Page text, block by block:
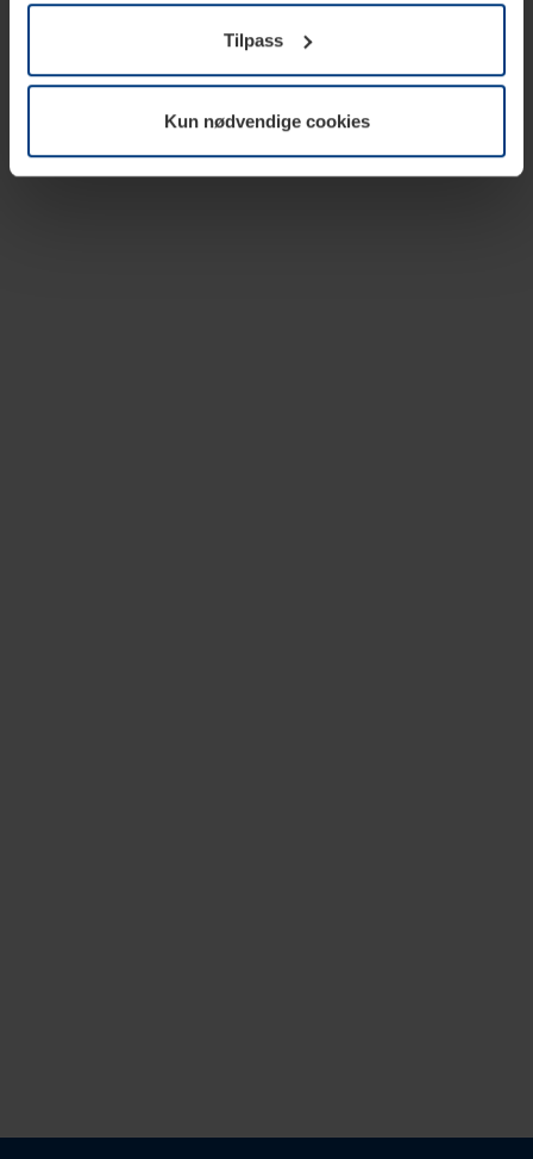
trenger vi din tillatelse. Du kan når som helst endre eller
tilbakekalle ditt samtykke i forklaringen av
informasjonskapselen på sidenPersonvernerklæringpå
Tilpass
Kun nødvendige cookies